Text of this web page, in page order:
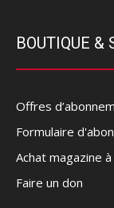
BOUTIQUE &
Offres
Formulaire
Achat magazine
Faire un don